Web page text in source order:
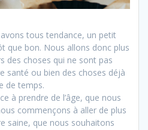
tous tendance, un petit
que bon. Nous allons donc plus
des choses qui ne sont pas
santé ou bien des choses déjà
de temps.
à prendre de l’âge, que nous
commençons à aller de plus
saine, que nous souhaitons